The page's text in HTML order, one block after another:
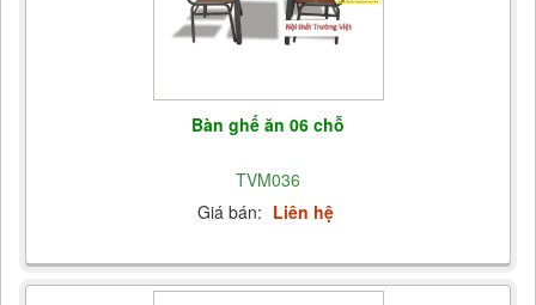
Bàn ghế ăn 06 chỗ
TVM036
Giá bán: Liên hệ